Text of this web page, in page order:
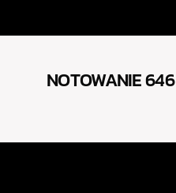
NOTOWANIE 646